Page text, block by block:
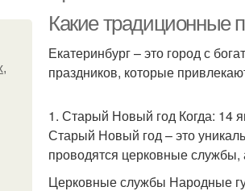
Какие традиционные
Екатеринбург – это город с
праздников, которые
1. Старый Новый год Когда: 14
Старый Новый год – это
проводятся церковные
Церковные службы Народные